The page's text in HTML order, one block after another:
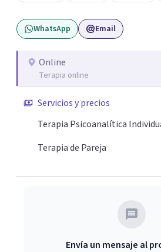
autenticidad. La terapia psicoanalítica crea un espacio de
verbalización libre y sin filtros. A
exploran las vivencias que aún
les otorga un nuevo sentido y se
claridad sobre sí mismos, reducen
sufrimiento y alcanzan cambios
WhatsApp Email
Online
Terapia online
Servicios y precios
Terapia Psicoanalítica
Terapia de Pareja
Envía un mensaje al